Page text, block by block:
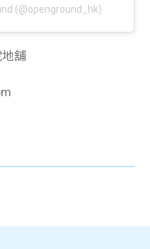
(@openground_hk)
地舖